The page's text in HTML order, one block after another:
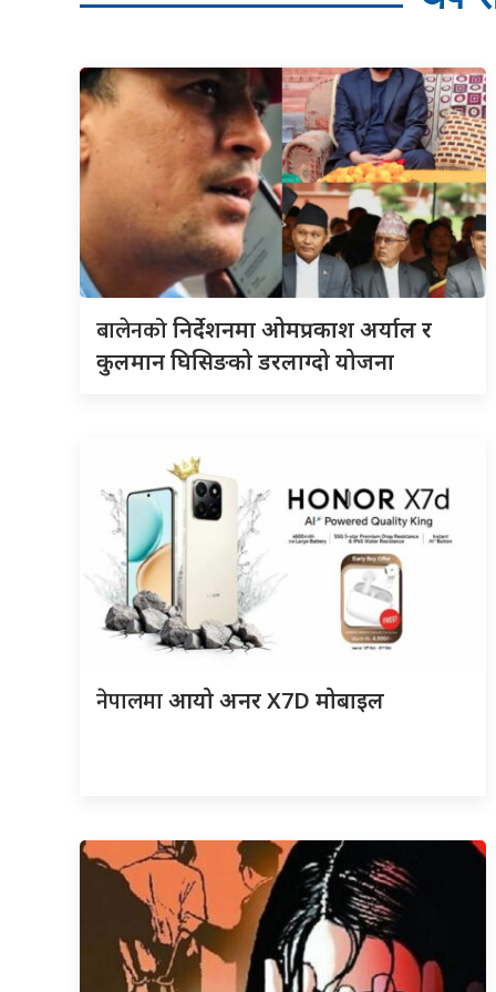
बालेनकोनिर्देशनमा ओमप्रकाश अर्याल र
कुलमान घिसिङको डरलाग्दो योजना
नेपालमाआयो अनर X7D मोबाइल